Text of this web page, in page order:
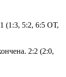
(1:3, 5:2, 6:5 ОТ,
2:2 (2:0,